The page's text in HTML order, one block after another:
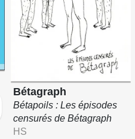
Bétagraph
Bétapoils : Les épisodes
censurés de Bétagraph
HS